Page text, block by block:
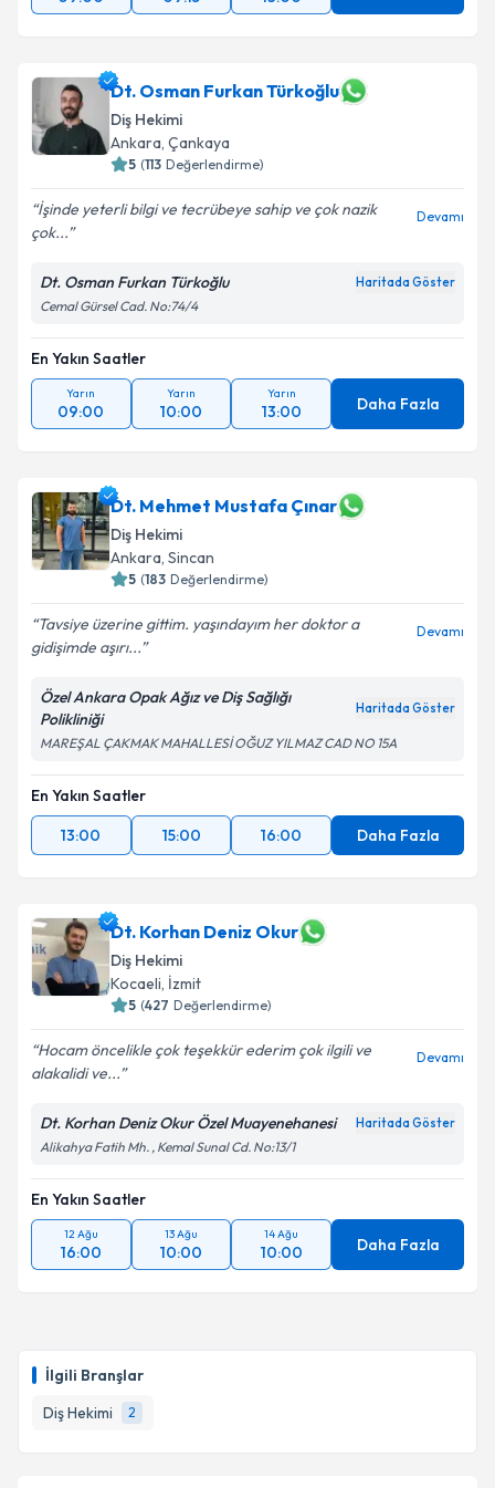
İlgili Branşlar
Diş Hekimi
2
Dt. Osman Furkan Türkoğlu
Diş Hekimi
Ankara, Çankaya
5 (113 Değerlendirme)
İşinde yeterli bilgi ve tecrübeye sahip ve çok nazik
çok...
Devamı
Dt. Osman Furkan Türkoğlu Haritada Göster
Cemal Gürsel Cad. No:74/4
En Yakın Saatler
Yarın
09:00
Yarın
10:00
Yarın
13:00 Daha Fazla
Dt. Mehmet Mustafa Çınar
Diş Hekimi
Ankara, Sincan
5 (183 Değerlendirme)
Tavsiye üzerine gittim. yaşındayım her doktor a
gidişimde aşırı...
Devamı
Özel Ankara Opak Ağız ve Diş Sağlığı
Polikliniği
Haritada Göster
MAREŞAL ÇAKMAK MAHALLESİ OĞUZ YILMAZ CAD NO 15A
En Yakın Saatler
13:00
15:00 16:00 Daha Fazla
Dt. Korhan Deniz Okur
Diş Hekimi
Kocaeli, İzmit
5 (427 Değerlendirme)
Hocam öncelikle çok teşekkür ederim çok ilgili ve
alakalidi ve...
Devamı
Dt. Korhan Deniz Okur Özel Muayenehanesi Haritada Göster
Alikahya Fatih Mh. , Kemal Sunal Cd. No:13/1
En Yakın Saatler
12 Ağu
16:00
13 Ağu
10:00
14 Ağu
10:00 Daha Fazla